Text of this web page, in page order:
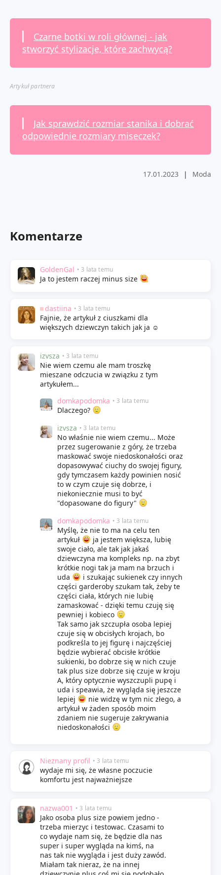
Czarne botki w roli głównej - jak
stworzyć stylizacje, które zachwycą?
Artykuł partnera
Jak sprawdzić rozmiar stanika i dobrać
odpowiednie rozmiary miseczek?
17.01.2023 | Moda
Komentarze
GoldenGal • 3 lata temu
Ja to jestem raczej minus size
dastiina • 3 lata temu
Fajnie, że artykuł z ciuszkami dla
większych dziewczyn takich jak ja ☺️
izvsza • 3 lata temu
Nie wiem czemu ale mam troszkę
mieszane odczucia w związku z tym
artykułem...
domkapodomka • 3 lata temu
Dlaczego?
izvsza • 3 lata temu
No właśnie nie wiem czemu... Może
przez sugerowanie z góry, że trzeba
maskować swoje niedoskonałości oraz
dopasowywać ciuchy do swojej figury,
gdy tymczasem każdy powinien nosić
to w czym czuje się dobrze, i
niekoniecznie musi to być
"dopasowane do figury"
domkapodomka • 3 lata temu
Myślę, że nie to ma na celu ten
artykuł
ja jestem większa, lubię
swoje ciało, ale tak jak jakaś
dziewczyna ma kompleks np. na zbyt
krótkie nogi tak ja mam na brzuch i
uda
i szukając sukienek czy innych
części garderoby szukam tak, żeby te
części ciała, których nie lubię
zamaskować - dzięki temu czuję się
pewniej i kobieco
Tak samo jak szczupła osoba lepiej
czuje się w obcisłych krojach, bo
podkreśla to jej figurę i najczęściej
będzie wybierać obcisłe krótkie
sukienki, bo dobrze się w nich czuje
tak plus size dobrze się czuje w kroju
A, który optycznie wyszczupli pupę i
uda i speawia, że wygląda się jeszcze
lepiej
nie widzę w tym nic złego, a
artykuł w żaden sposób moim
zdaniem nie sugeruje zakrywania
niedoskonałości
Nieznany profil • 3 lata temu
wydaje mi się, że własne poczucie
komfortu jest najważniejsze
nazwa001 • 3 lata temu
Jako osoba plus size powiem jedno -
trzeba mierzyc i testowac. Czasami to
co wydaje nam się, że będzie dla nas
super i super wygląda na kimś, na
nas tak nie wygląda i jest duży zawód.
Miałam tak nieraz, że na innej